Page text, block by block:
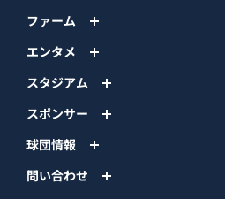
ファーム
エンタメ
スタジアム
スポンサー
球団情報
問い合わせ